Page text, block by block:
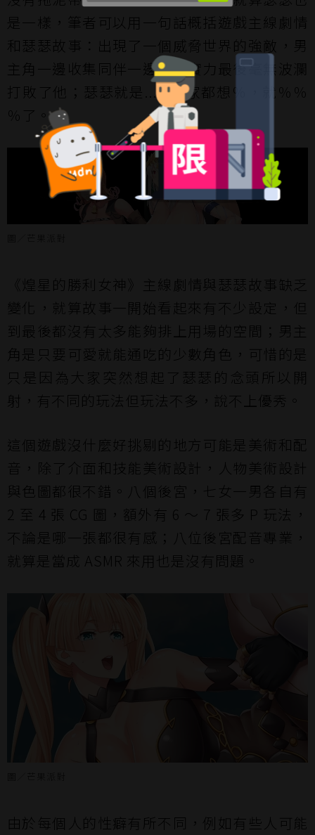
是一樣，筆者可以用一句話概括遊戲主線劇情
和瑟瑟故事：出現了一個威脅世界的強敵，男
主角一邊收集同伴一邊增強實力最後毫無波瀾
打敗了他；瑟瑟就是......大家都想％，就％％
％了。
《煌星的勝利女神》主線劇情與瑟瑟故事缺乏
變化，就算故事一開始看起來有不少設定，但
到最後都沒有太多能夠排上用場的空間；男主
角是只要可愛就能通吃的少數角色，可惜的是
只是因為大家突然想起了瑟瑟的念頭所以開
射，有不同的玩法但玩法不多，說不上優秀。
這個遊戲沒什麼好挑剔的地方可能是美術和配
音，除了介面和技能美術設計，人物美術設計
與色圖都很不錯。八個後宮，七女一男各自有
2 至 4 張 CG 圖，額外有 6 ～ 7 張多 P 玩法，
不論是哪一張都很有感；八位後宮配音專業，
就算是當成 ASMR 來用也是沒有問題。
由於每個人的性癖有所不同，例如有些人可能